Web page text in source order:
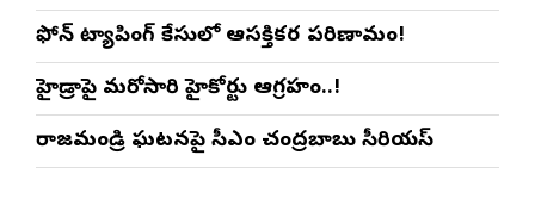
ఫోన్ ట్యాపింగ్ కేసులో ఆసక్తికర పరిణామం!
హైడ్రాపై మరోసారి హైకోర్టు ఆగ్రహం..!
రాజమండ్రి ఘటనపై సీఎం చంద్రబాబు సీరియస్